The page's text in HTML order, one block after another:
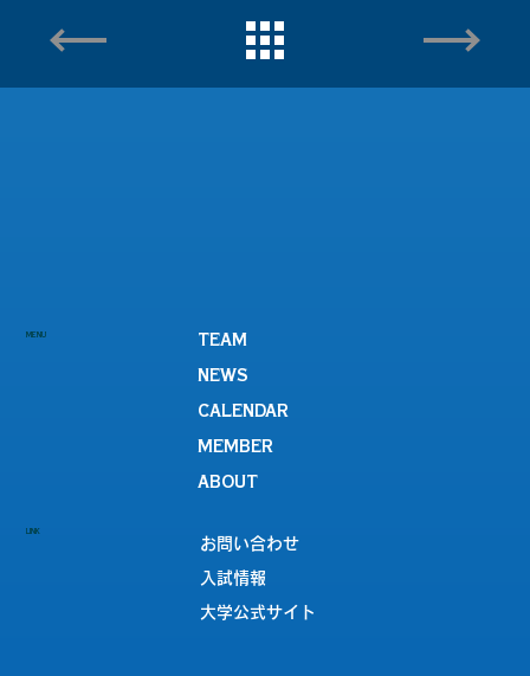
MENU
TEAM
NEWS
CALENDAR
MEMBER
ABOUT
LINK
お問い合わせ
入試情報
大学公式サイト